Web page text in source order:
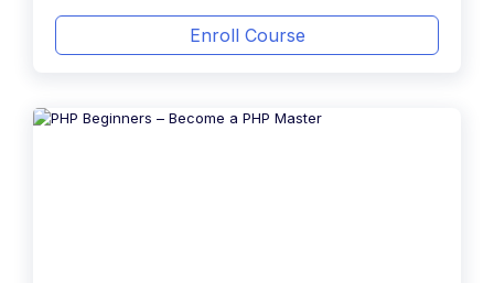
Enroll Course